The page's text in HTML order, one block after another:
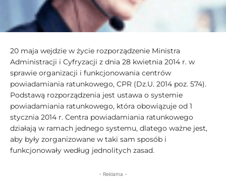
20 maja wejdzie w życie rozporządzenie Ministra
Administracji i Cyfryzacji z dnia 28 kwietnia 2014 r. w
sprawie organizacji i funkcjonowania centrów
powiadamiania ratunkowego, CPR (Dz.U. 2014 poz. 574).
Podstawą rozporządzenia jest ustawa o systemie
powiadamiania ratunkowego, która obowiązuje od 1
stycznia 2014 r. Centra powiadamiania ratunkowego
działają w ramach jednego systemu, dlatego ważne jest,
aby były zorganizowane w taki sam sposób i
funkcjonowały według jednolitych zasad.
- Reklama -